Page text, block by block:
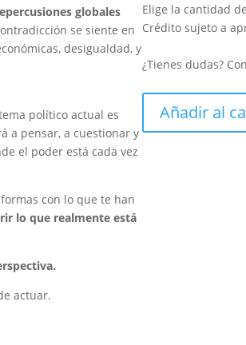
globales
se siente en
desigualdad, y
político actual es
a pensar, a cuestionar y
el poder está cada vez
con lo que te han
lo que realmente está
actuar.
Elige la cantidad
Crédito sujeto a
¿Tienes dudas?
teorías
Añadir al